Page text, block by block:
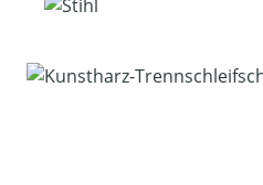
Bildergalerie überspringen